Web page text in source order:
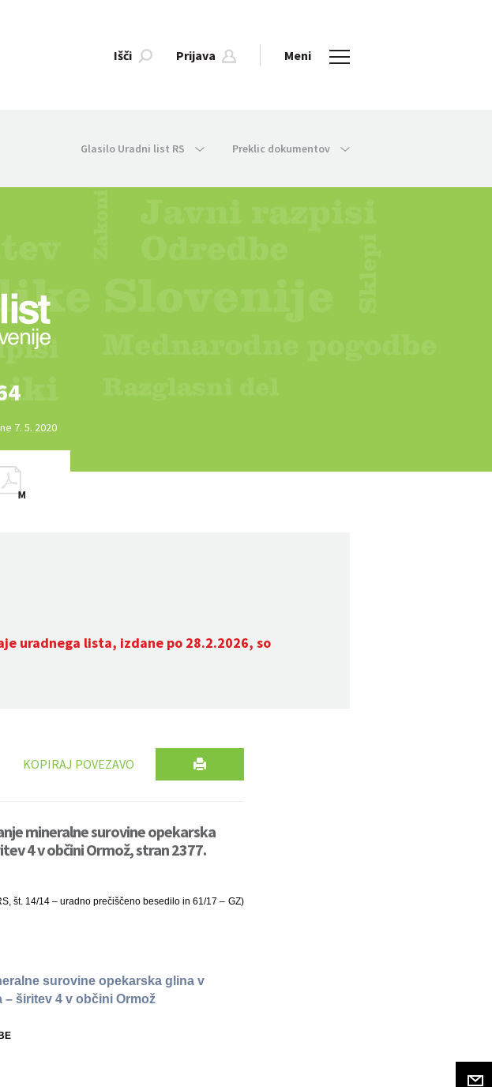
Išči Prijava Meni
Glasilo Uradni list RS Preklic dokumentov
7. 5. 2020
uradnega lista, izdane po 28.2.2026, so
KOPIRAJ POVEZAVO
mineralne surovine opekarska
4 v občini Ormož, stran 2377.
št. 14/14 – uradno prečiščeno besedilo in 61/17 – GZ)
surovine opekarska glina v
širitev 4 v občini Ormož